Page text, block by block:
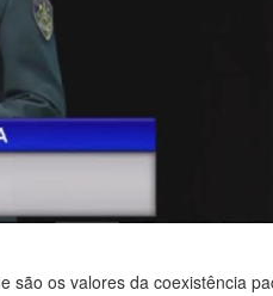
são os valores da coexistência